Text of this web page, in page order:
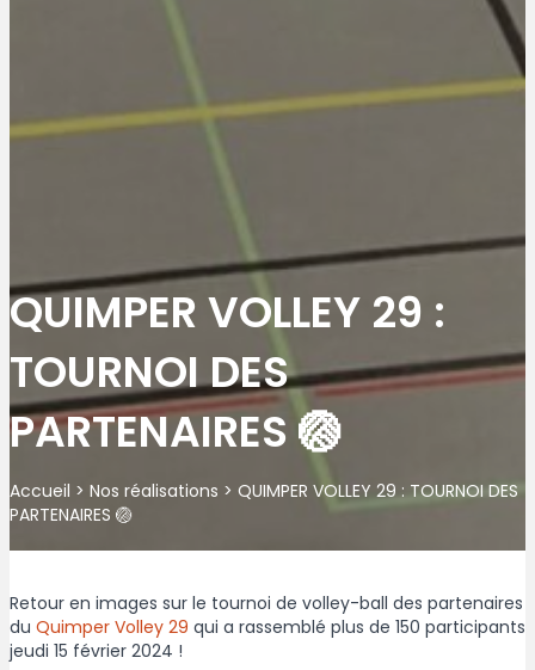
QUIMPER VOLLEY 29 :
TOURNOI DES
PARTENAIRES 🏐
Accueil > Nos réalisations > QUIMPER VOLLEY 29 : TOURNOI DES
PARTENAIRES 🏐
Retour en images sur le tournoi de volley-ball des partenaires
du Quimper Volley 29 qui a rassemblé plus de 150 participants
jeudi 15 février 2024 !